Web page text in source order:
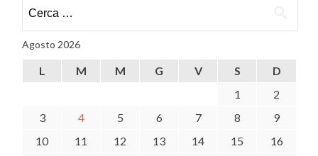
per:
Agosto 2026
L M M G V S
D
1
2
3
4 5 6 7 8
9
10
11 12 13 14 15
16